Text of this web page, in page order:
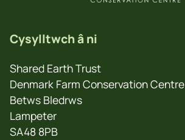
Cysylltwch â ni
Shared Earth Trust
Denmark Farm Conservation Centre
Betws Bledrws
Lampeter
SA48 8PB